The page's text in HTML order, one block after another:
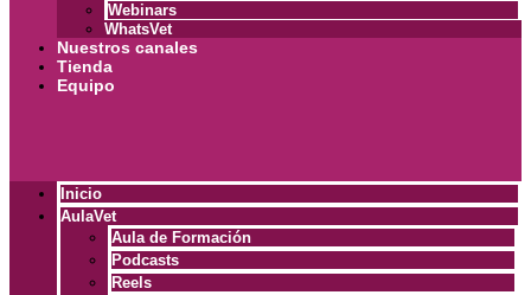
Webinars
WhatsVet
Nuestros canales
Tienda
Equipo
Inicio
AulaVet
Aula de Formación
Podcasts
Reels